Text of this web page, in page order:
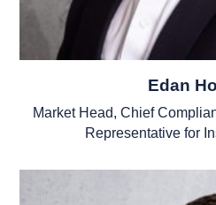
Edan
Market Head, Chief
Representative for